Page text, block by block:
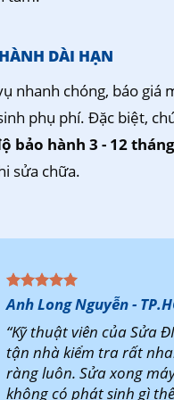
DÀI HẠN
nhanh chóng, báo giá
phụ phí. Đặc biệt,
bảo hành 3 - 12 tháng
sửa chữa.
Anh Long Nguyễn -
“Kỹ thuật viên của Sửa
tận nhà kiểm tra rất
ràng luôn. Sửa xong
không có phát sinh gì